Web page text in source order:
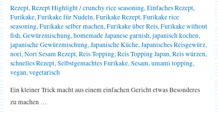
Rezept,Rezept Highlight/crunchy rice seasoning,Einfaches Rezept,
Furikake,Furikake für Nudeln,Furikake Rezept,Furikake rice
seasoning,Furikake selber machen,Furikake über Reis,Furikake without
fish,Gewürzmischung,homemade Japanese garnish,japanisch kochen,
japanische Gewürzmischung,Japanische Küche,Japanisches Reisgewürz,
nori,Nori Sesam Rezept,Reis Topping,Reis Topping Japan,Reis würzen,
schnelles Rezept,Selbstgemachtes Furikake,Sesam,umami topping,
vegan,vegetarisch
Ein kleiner Trick macht aus einem einfachen Gericht etwas Besonderes
zu machen …